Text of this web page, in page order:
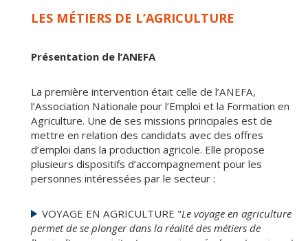
LES MÉTIERS DE L’AGRICULTURE
Présentation de l’ANEFA
La première intervention était celle de l’ANEFA,
l’Association Nationale pour l’Emploi et la Formation en
Agriculture. Une de ses missions principales est de
mettre en relation des candidats avec des offres
d’emploi dans la production agricole. Elle propose
plusieurs dispositifs d’accompagnement pour les
personnes intéressées par le secteur :
VOYAGE EN AGRICULTURE "Le voyage en agriculture
permet de se plonger dans la réalité des métiers de